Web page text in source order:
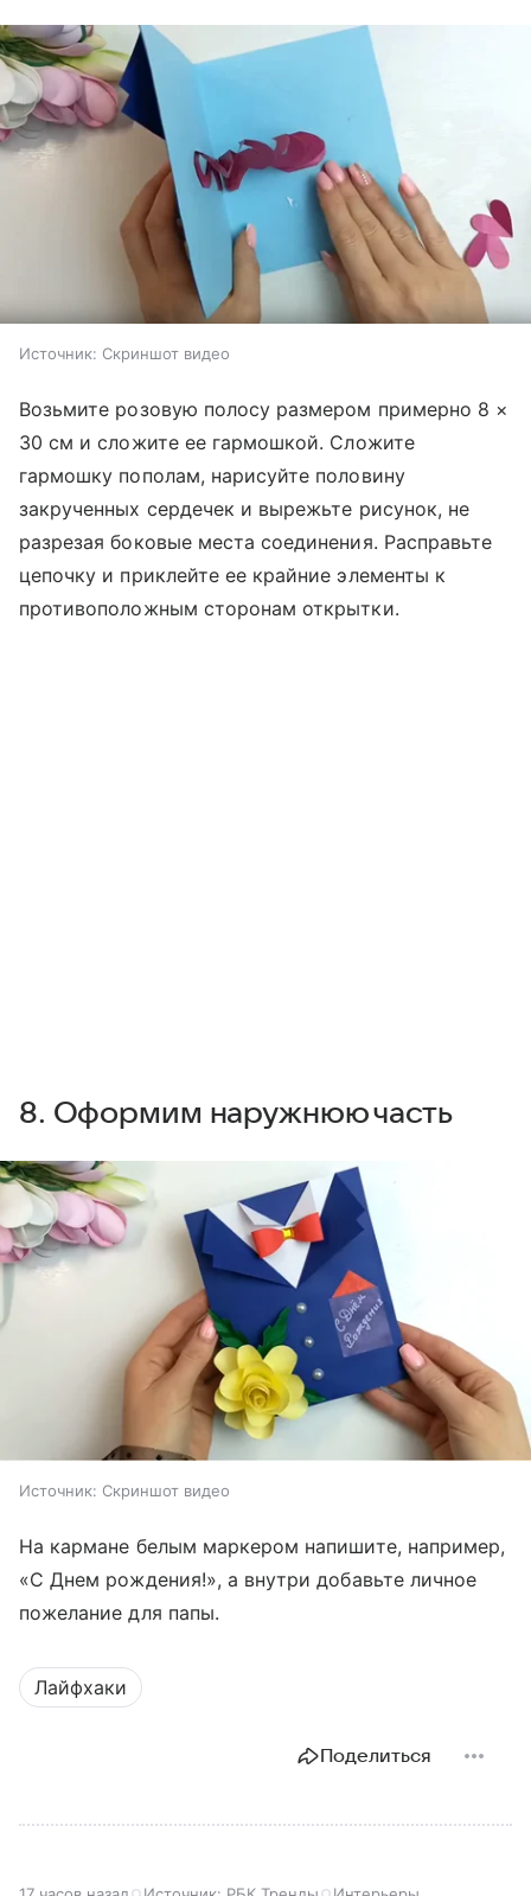
Источник: Скриншот видео
Возьмите розовую полосу размером примерно 8 ×
30 см и сложите ее гармошкой. Сложите
гармошку пополам, нарисуйте половину
закрученных сердечек и вырежьте рисунок, не
разрезая боковые места соединения. Расправьте
цепочку и приклейте ее крайние элементы к
противоположным сторонам открытки.
8. Оформим наружнюю часть
Источник: Скриншот видео
На кармане белым маркером напишите, например,
«С Днем рождения!», а внутри добавьте личное
пожелание для папы.
Лайфхаки
Поделиться